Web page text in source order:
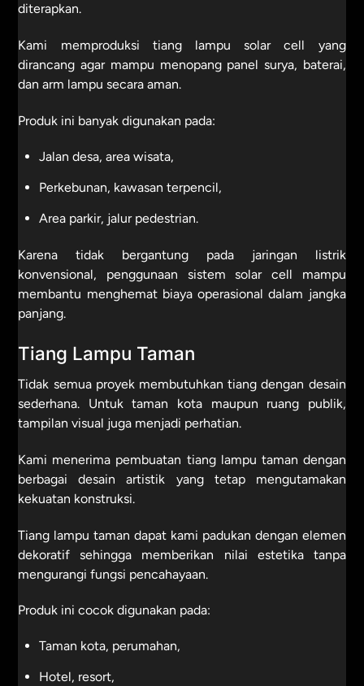
diterapkan.
Kami memproduksi tiang lampu solar cell yang
dirancang agar mampu menopang panel surya, baterai,
dan arm lampu secara aman.
Produk ini banyak digunakan pada:
Jalan desa, area wisata,
Perkebunan, kawasan terpencil,
Area parkir, jalur pedestrian.
Karena tidak bergantung pada jaringan listrik
konvensional, penggunaan sistem solar cell mampu
membantu menghemat biaya operasional dalam jangka
panjang.
Tiang Lampu Taman
Tidak semua proyek membutuhkan tiang dengan desain
sederhana. Untuk taman kota maupun ruang publik,
tampilan visual juga menjadi perhatian.
Kami menerima pembuatan tiang lampu taman dengan
berbagai desain artistik yang tetap mengutamakan
kekuatan konstruksi.
Tiang lampu taman dapat kami padukan dengan elemen
dekoratif sehingga memberikan nilai estetika tanpa
mengurangi fungsi pencahayaan.
Produk ini cocok digunakan pada:
Taman kota, perumahan,
Hotel, resort,